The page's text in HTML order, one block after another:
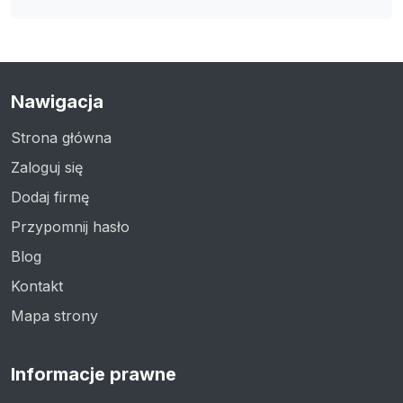
Nawigacja
Strona główna
Zaloguj się
Dodaj firmę
Przypomnij hasło
Blog
Kontakt
Mapa strony
Informacje prawne